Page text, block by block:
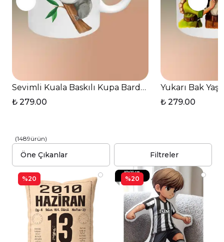
Sevimli Kuala Baskılı Kupa Bardak Çay Kahve
₺ 279.00
Yukarı Bak
₺ 279.00
(1489ürün)
Filtreler
%20 %20